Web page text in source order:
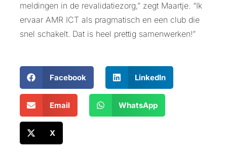
meldingen in de revalidatiezorg,” zegt Maartje. “Ik
ervaar AMR ICT als pragmatisch en een club die
snel schakelt. Dat is heel prettig samenwerken!”
Facebook LinkedIn
Email WhatsApp
X